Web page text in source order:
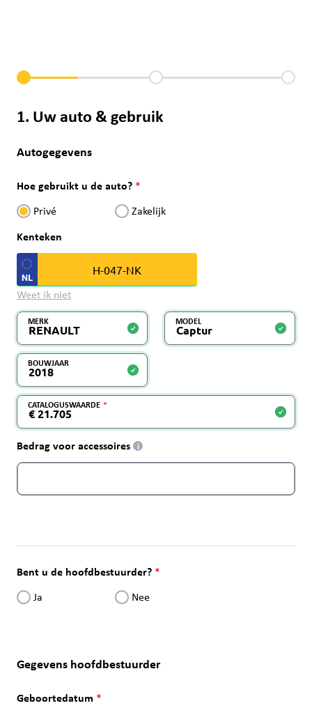
1. Uw auto & gebruik
Autogegevens
Hoe gebruikt u de auto?
Privé Zakelijk
Kenteken
Weet ik niet
MERK MODEL
BOUWJAAR
CATALOGUSWAARDE
Bedrag voor accessoires i
Bent u de hoofdbestuurder?
Ja Nee
Gegevens hoofdbestuurder
Geboortedatum